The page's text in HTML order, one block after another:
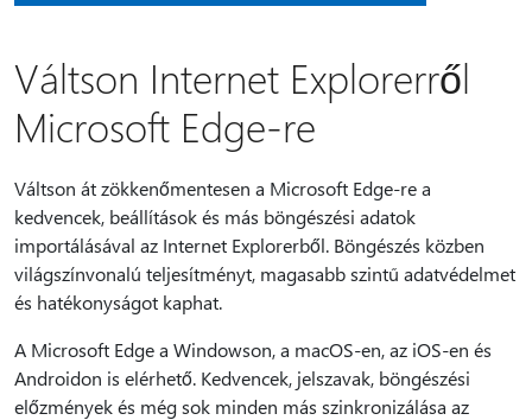
Váltson Internet Explorerről
Microsoft Edge-re
Váltson át zökkenőmentesen a Microsoft Edge-re a
kedvencek, beállítások és más böngészési adatok
importálásával az Internet Explorerből. Böngészés közben
világszínvonalú teljesítményt, magasabb szintű adatvédelmet
és hatékonyságot kaphat.
A Microsoft Edge a Windowson, a macOS-en, az iOS-en és
Androidon is elérhető. Kedvencek, jelszavak, böngészési
előzmények és még sok minden más szinkronizálása az